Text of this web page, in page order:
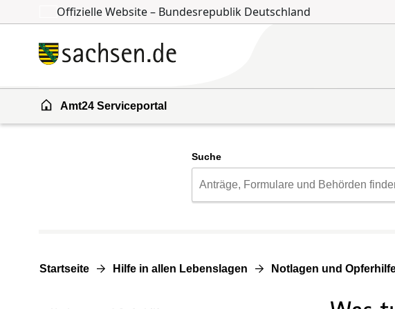
Zum Inhalt springen
Zur Suche springen
Offizielle Website – Bundesrepublik Deutschland
Amt24 Serviceportal
Suche
Startseite Hilfe in allen Lebenslagen Notlagen und